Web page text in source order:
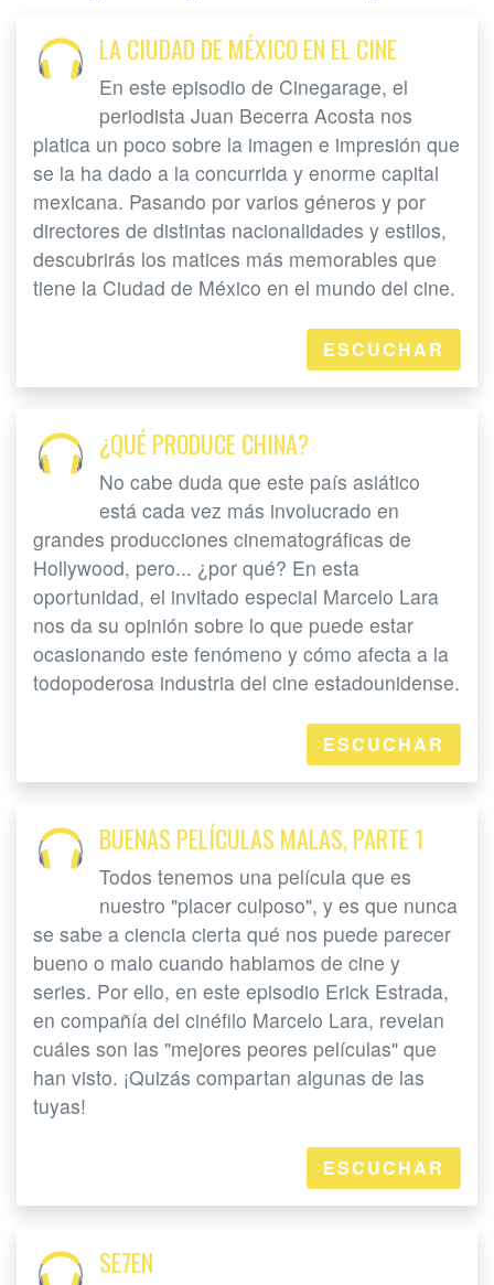
LA CIUDAD DE MÉXICO EN EL CINE
En este episodio de Cinegarage, el
periodista Juan Becerra Acosta nos
platica un poco sobre la imagen e impresión que
se la ha dado a la concurrida y enorme capital
mexicana. Pasando por varios géneros y por
directores de distintas nacionalidades y estilos,
descubrirás los matices más memorables que
tiene la Ciudad de México en el mundo del cine.
ESCUCHAR
¿QUÉ PRODUCE CHINA?
No cabe duda que este país asiático
está cada vez más involucrado en
grandes producciones cinematográficas de
Hollywood, pero... ¿por qué? En esta
oportunidad, el invitado especial Marcelo Lara
nos da su opinión sobre lo que puede estar
ocasionando este fenómeno y cómo afecta a la
todopoderosa industria del cine estadounidense.
ESCUCHAR
BUENAS PELÍCULAS MALAS, PARTE 1
Todos tenemos una película que es
nuestro "placer culposo", y es que nunca
se sabe a ciencia cierta qué nos puede parecer
bueno o malo cuando hablamos de cine y
series. Por ello, en este episodio Erick Estrada,
en compañía del cinéfilo Marcelo Lara, revelan
cuáles son las "mejores peores películas" que
han visto. ¡Quizás compartan algunas de las
tuyas!
ESCUCHAR
SE7EN